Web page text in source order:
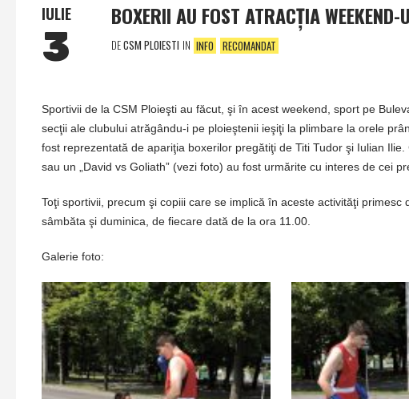
IULIE
3
BOXERII AU FOST ATRACŢIA
DECSM PLOIESTI IN INFO RECOMANDAT
Sportivii de la CSM Ploieşti au făcut, şi în acest weekend, sport pe
secţii ale clubului atrăgându-i pe ploieştenii ieşiţi la plimbare la orele
fost reprezentată de apariţia boxerilor pregătiţi de Titi Tudor şi Iulian
sau un „David vs Goliath” (vezi foto) au fost urmărite cu interes de cei
Toţi sportivii, precum şi copiii care se implică în aceste activităţi
sâmbăta şi duminica, de fiecare dată de la ora 11.00.
Galerie foto: